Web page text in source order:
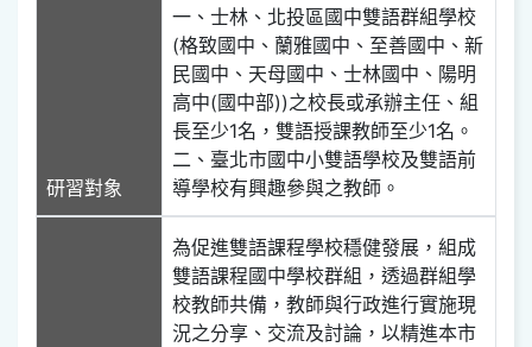
研習對象
一、士林、北投區國中雙語群組學校
(格致國中、蘭雅國中、至善國中、新
民國中、天母國中、士林國中、陽明
高中(國中部))之校長或承辦主任、組
長至少1名，雙語授課教師至少1名。
二、臺北市國中小雙語學校及雙語前
導學校有興趣參與之教師。
為促進雙語課程學校穩健發展，組成
雙語課程國中學校群組，透過群組學
校教師共備，教師與行政進行實施現
況之分享、交流及討論，以精進本市